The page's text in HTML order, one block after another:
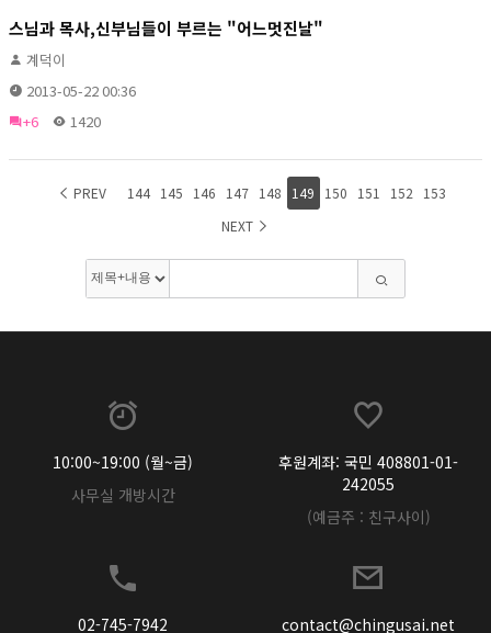
스님과 목사,신부님들이 부르는 "어느멋진날"
계덕이
2013-05-22 00:36
+6
1420
PREV 144 145 146 147 148 149 150 151 152
153
NEXT
10:00~19:00 (월~금)
사무실 개방시간
후원계좌: 국민 408801-01-
242055
(예금주 : 친구사이)
02-745-7942 contact@chingusai.net